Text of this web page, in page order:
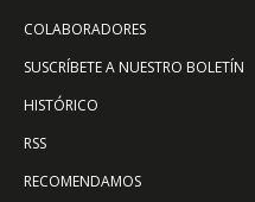
COLABORADORES
SUSCRÍBETE A NUESTRO BOLETÍN
HISTÓRICO
RSS
RECOMENDAMOS